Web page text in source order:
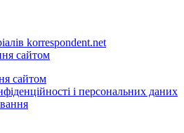
korrespondent.net
сайтом
сайтом
і персональних даних